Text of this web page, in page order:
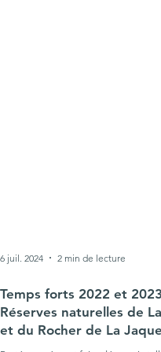
6 juil. 2024 2 min de lecture